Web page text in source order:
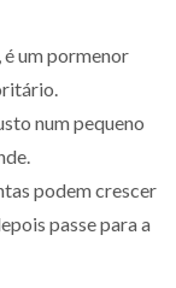
um pormenor
num pequeno
podem crescer
passe para a